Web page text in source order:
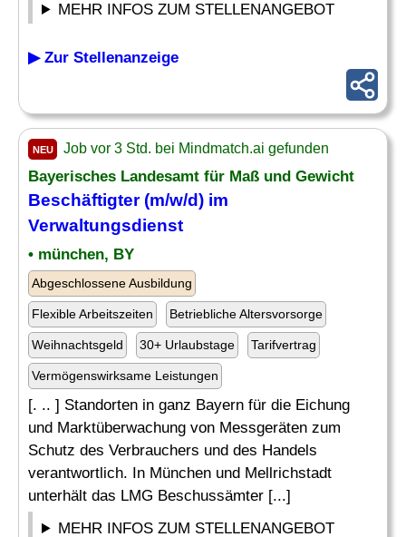
MEHR INFOS ZUM STELLENANGEBOT
▶ Zur Stellenanzeige
NEU Job vor 3 Std. bei Mindmatch.ai gefunden
Bayerisches Landesamt für Maß und Gewicht
Beschäftigter (m/w/d) im
Verwaltungsdienst
• münchen, BY
Abgeschlossene Ausbildung
Flexible Arbeitszeiten Betriebliche Altersvorsorge
Weihnachtsgeld 30+ Urlaubstage Tarifvertrag
Vermögenswirksame Leistungen
[. .. ] Standorten in ganz Bayern für die Eichung
und Marktüberwachung von Messgeräten zum
Schutz des Verbrauchers und des Handels
verantwortlich. In München und Mellrichstadt
unterhält das LMG Beschussämter [...]
MEHR INFOS ZUM STELLENANGEBOT